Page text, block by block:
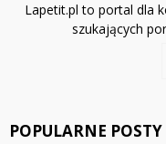
Lapetit.pl to portal dla
szukających
POPULARNE POSTY